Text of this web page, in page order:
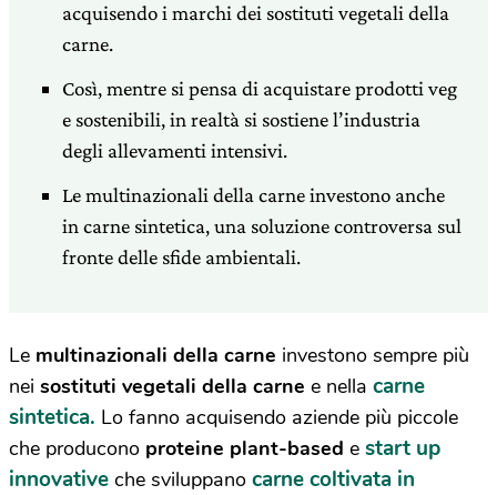
acquisendo i marchi dei sostituti vegetali della
carne.
Così, mentre si pensa di acquistare prodotti veg
e sostenibili, in realtà si sostiene l’industria
degli allevamenti intensivi.
Le multinazionali della carne investono anche
in carne sintetica, una soluzione controversa sul
fronte delle sfide ambientali.
Le multinazionali della carne investono sempre più
nei sostituti vegetali della carne e nella carne
sintetica. Lo fanno acquisendo aziende più piccole
che producono proteine plant-based e start up
innovative che sviluppano carne coltivata in